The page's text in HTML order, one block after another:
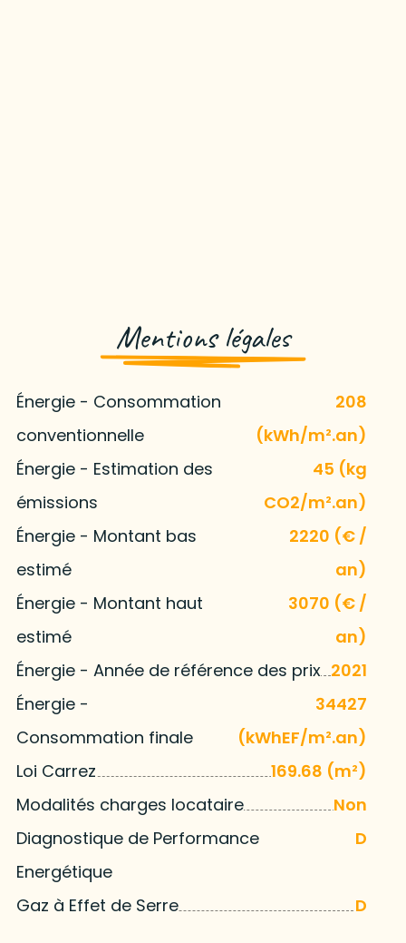
Mentions légales
Énergie - Consommation
conventionnelle
208
(kWh/m².an)
Énergie - Estimation des
émissions
45 (kg
CO2/m².an)
Énergie - Montant bas
estimé
2220 (€ /
an)
Énergie - Montant haut
estimé
3070 (€ /
an)
Énergie - Année de référence des prix 2021
Énergie -
Consommation finale
34427
(kWhEF/m².an)
Loi Carrez
169.68 (m²)
Modalités charges locataire
Non
Diagnostique de Performance
Energétique
D
Gaz à Effet de Serre D